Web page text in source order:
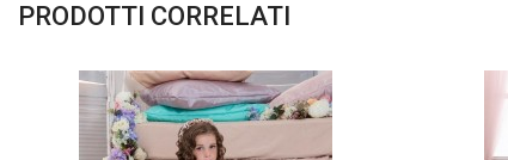
PRODOTTI CORRELATI